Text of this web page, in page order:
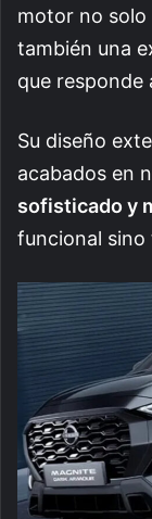
motor no
también una
que responde
Su diseño
acabados en
sofisticado y
funcional